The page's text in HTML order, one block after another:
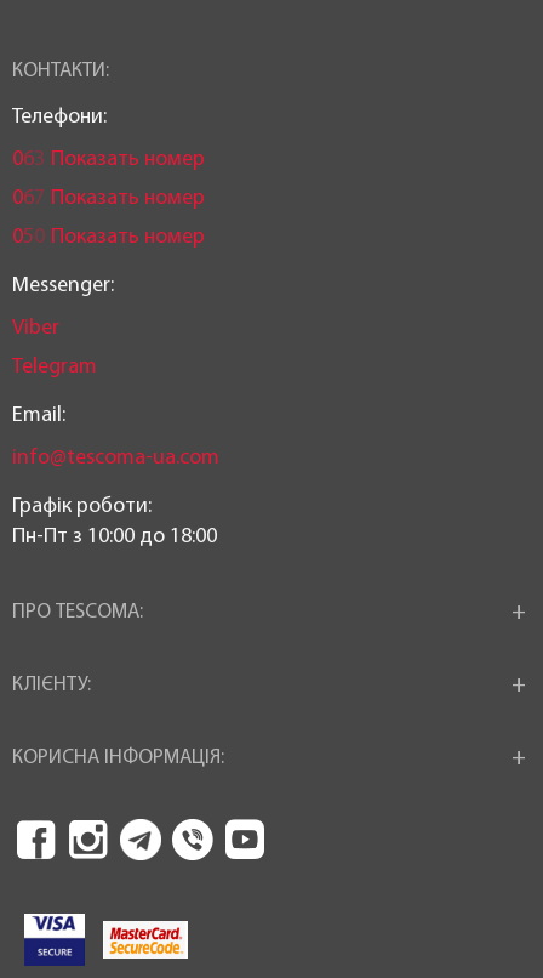
КОНТАКТИ:
Телефони:
063 Показать номер
067 Показать номер
050 Показать номер
Messenger:
Viber
Telegram
Email:
info@tescoma-ua.com
Графік роботи:
Пн-Пт з 10:00 до 18:00
ПРО TESCOMA:
КЛІЄНТУ:
КОРИСНА ІНФОРМАЦІЯ: